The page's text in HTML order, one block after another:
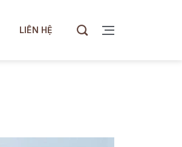
LIÊN HỆ